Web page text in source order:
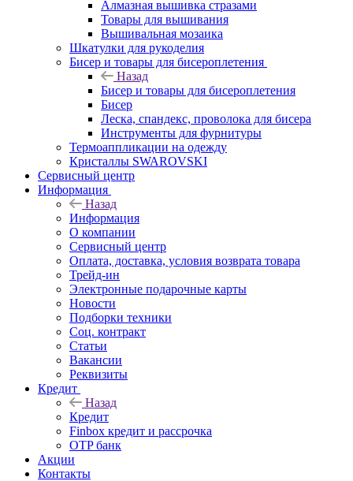
Алмазная вышивка стразами
Товары для вышивания
Вышивальная мозаика
Шкатулки для рукоделия
Бисер и товары для бисероплетения
Назад
Бисер и товары для бисероплетения
Бисер
Леска, спандекс, проволока для бисера
Инструменты для фурнитуры
Термоаппликации на одежду
Кристаллы SWAROVSKI
Сервисный центр
Информация
Назад
Информация
О компании
Сервисный центр
Оплата, доставка, условия возврата товара
Трейд-ин
Электронные подарочные карты
Новости
Подборки техники
Соц. контракт
Статьи
Вакансии
Реквизиты
Кредит
Назад
Кредит
Finbox кредит и рассрочка
OTP банк
Акции
Контакты